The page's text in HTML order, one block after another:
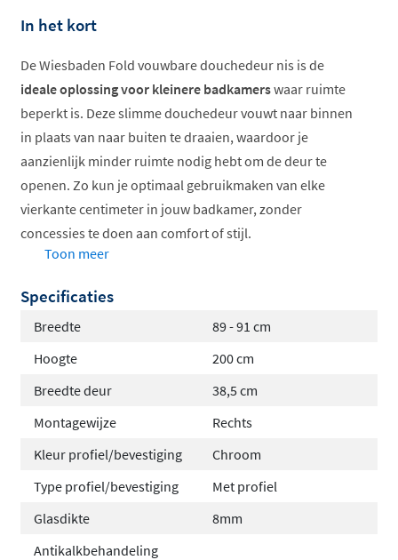
In het kort
De Wiesbaden Fold vouwbare douchedeur nis is de
ideale oplossing voor kleinere badkamerswaar ruimte
beperkt is. Deze slimme douchedeur vouwt naar binnen
in plaats van naar buiten te draaien, waardoor je
aanzienlijk minder ruimte nodig hebt om de deur te
openen. Zo kun je optimaal gebruikmaken van elke
vierkante centimeter in jouw badkamer, zonder
concessies te doen aan comfort of stijl.
8mm dik veiligheidsglas
NANO coating tegen kalkafzetting
Magneetsluiting voor stevige sluiting
Veiligheidsglas met
antikalkbehandeling
Het glas van deze vouwbare douchedeur is uitgevoerd in
en veiligheid. Dankzij de NANO coating blijft het glas
langer helder en vrij van kalkafzetting, waardoor je
Toon meer
Specificaties
Breedte
89 - 91 cm
Hoogte
200 cm
Breedte deur
38,5 cm
Montagewijze
Rechts
Kleur profiel/bevestiging
Chroom
Type profiel/bevestiging
Met profiel
Glasdikte
8mm
Antikalkbehandeling